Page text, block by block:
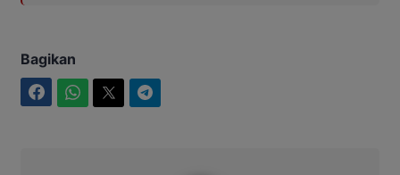
Bagikan